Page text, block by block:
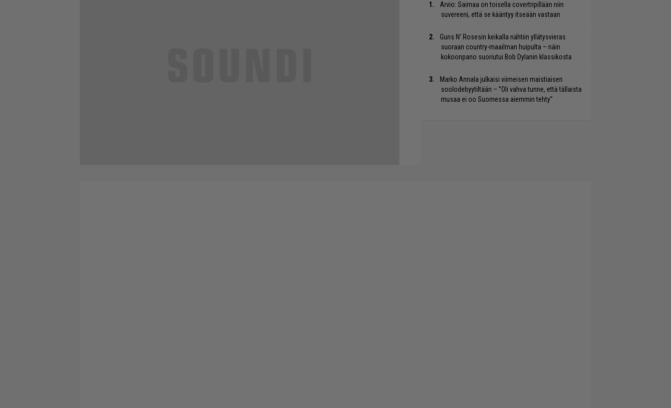
Arvio: Saimaa on toisella covertripillään niin
suvereeni, että se kääntyy itseään vastaan
Guns N’ Rosesin keikalla nähtiin yllätysvieras
suoraan country-maailman huipulta – näin
kokoonpano suoriutui Bob Dylanin klassikosta
Marko Annala julkaisi viimeisen maistiaisen
soolodebyytiltään – ”Oli vahva tunne, että tällaista
musaa ei oo Suomessa aiemmin tehty”